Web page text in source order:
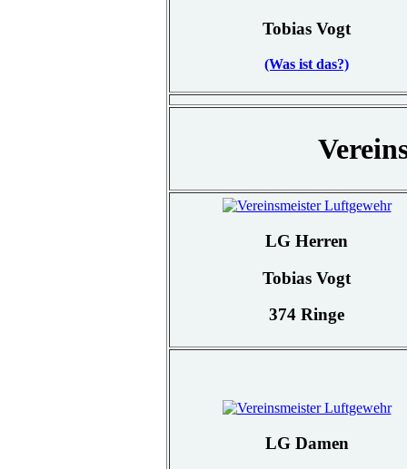
Tobias Vogt
(Was ist das?)
LG Herren
Tobias Vogt
374 Ringe
LG Damen